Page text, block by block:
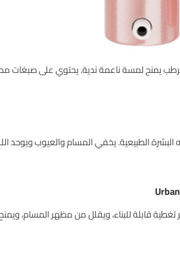
لمسة ناعمة ندية. يحتوي على صبغات
قابلة للبناء، ويقلل من مظهر المسام،